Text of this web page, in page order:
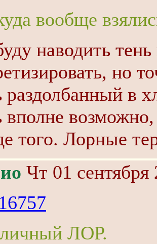
вообще
наводить
но
раздолбанный в
вполне
того. Лорные
Чт 01
ЛОР.